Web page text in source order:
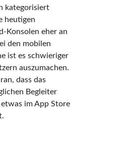
kategorisiert
heutigen
Konsolen eher an
den mobilen
ist es schwieriger
auszumachen.
dass das
Begleiter
im App Store